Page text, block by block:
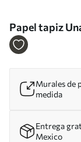
Papel tapiz
plantas de la
Murales de
medida
Entrega
Mexico